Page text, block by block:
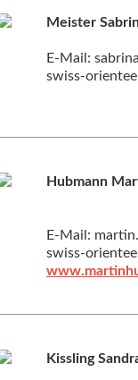
Meister
E-Mail:
swiss-
Hubmann
E-Mail:
swiss-
Kissling